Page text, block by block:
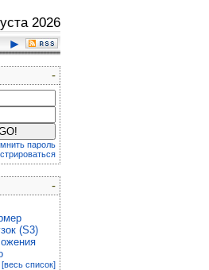
2026
►
-
пароль
-
(S3)
[весь список]